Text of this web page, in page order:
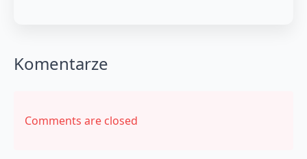
Komentarze
Comments are closed